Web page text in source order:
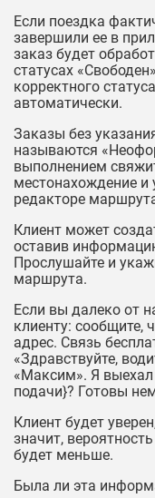
Если поездка
завершили ее в
заказ будет
статусах
корректного
автоматически.
Заказы без
называются
выполнением
местонахождение и
редакторе
Клиент может
оставив
Прослушайте и
маршрута.
Если вы далеко от
клиенту: сообщите,
адрес. Связь
«Здравствуйте,
«Максим». Я выехал
подачи}? Готовы
Клиент будет
значит,
будет меньше.
Была ли эта